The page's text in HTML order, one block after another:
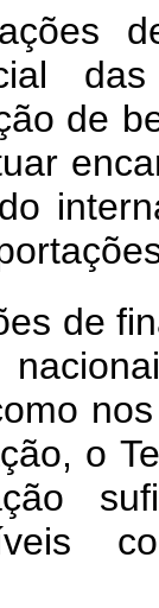
de
de
o